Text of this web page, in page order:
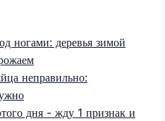
ногами: деревья зимой
неправильно:
дня - жду 1 признак и